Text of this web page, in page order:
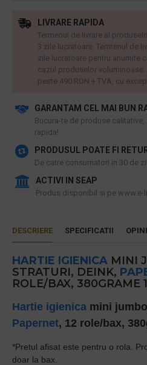
GARANTAM CEL MAI BUN
​Bucura-te de produse
rapida!
PRODUSUL POATE FI
De catre consumatori in 30 de
ACTIVI IN SEAP
Produs disponibil si pe www.e-
LIVRARE RAPIDA
Termenul de livrare al
3 zile lucratoare. Termenul de
zile lucratoare pentru anumite
cazul produselor
peste 490 RON + TVA, cu
DESCRIERE SPECIFICATII
HARTIE IGIENICA MINI
STRATURI, DEINK,
ROLE/BAX, 380GRAME
Hartie igienica mini
Papernet, 12 role/bax,
*Pretul afisat este pentru o rola.
doar la bax.